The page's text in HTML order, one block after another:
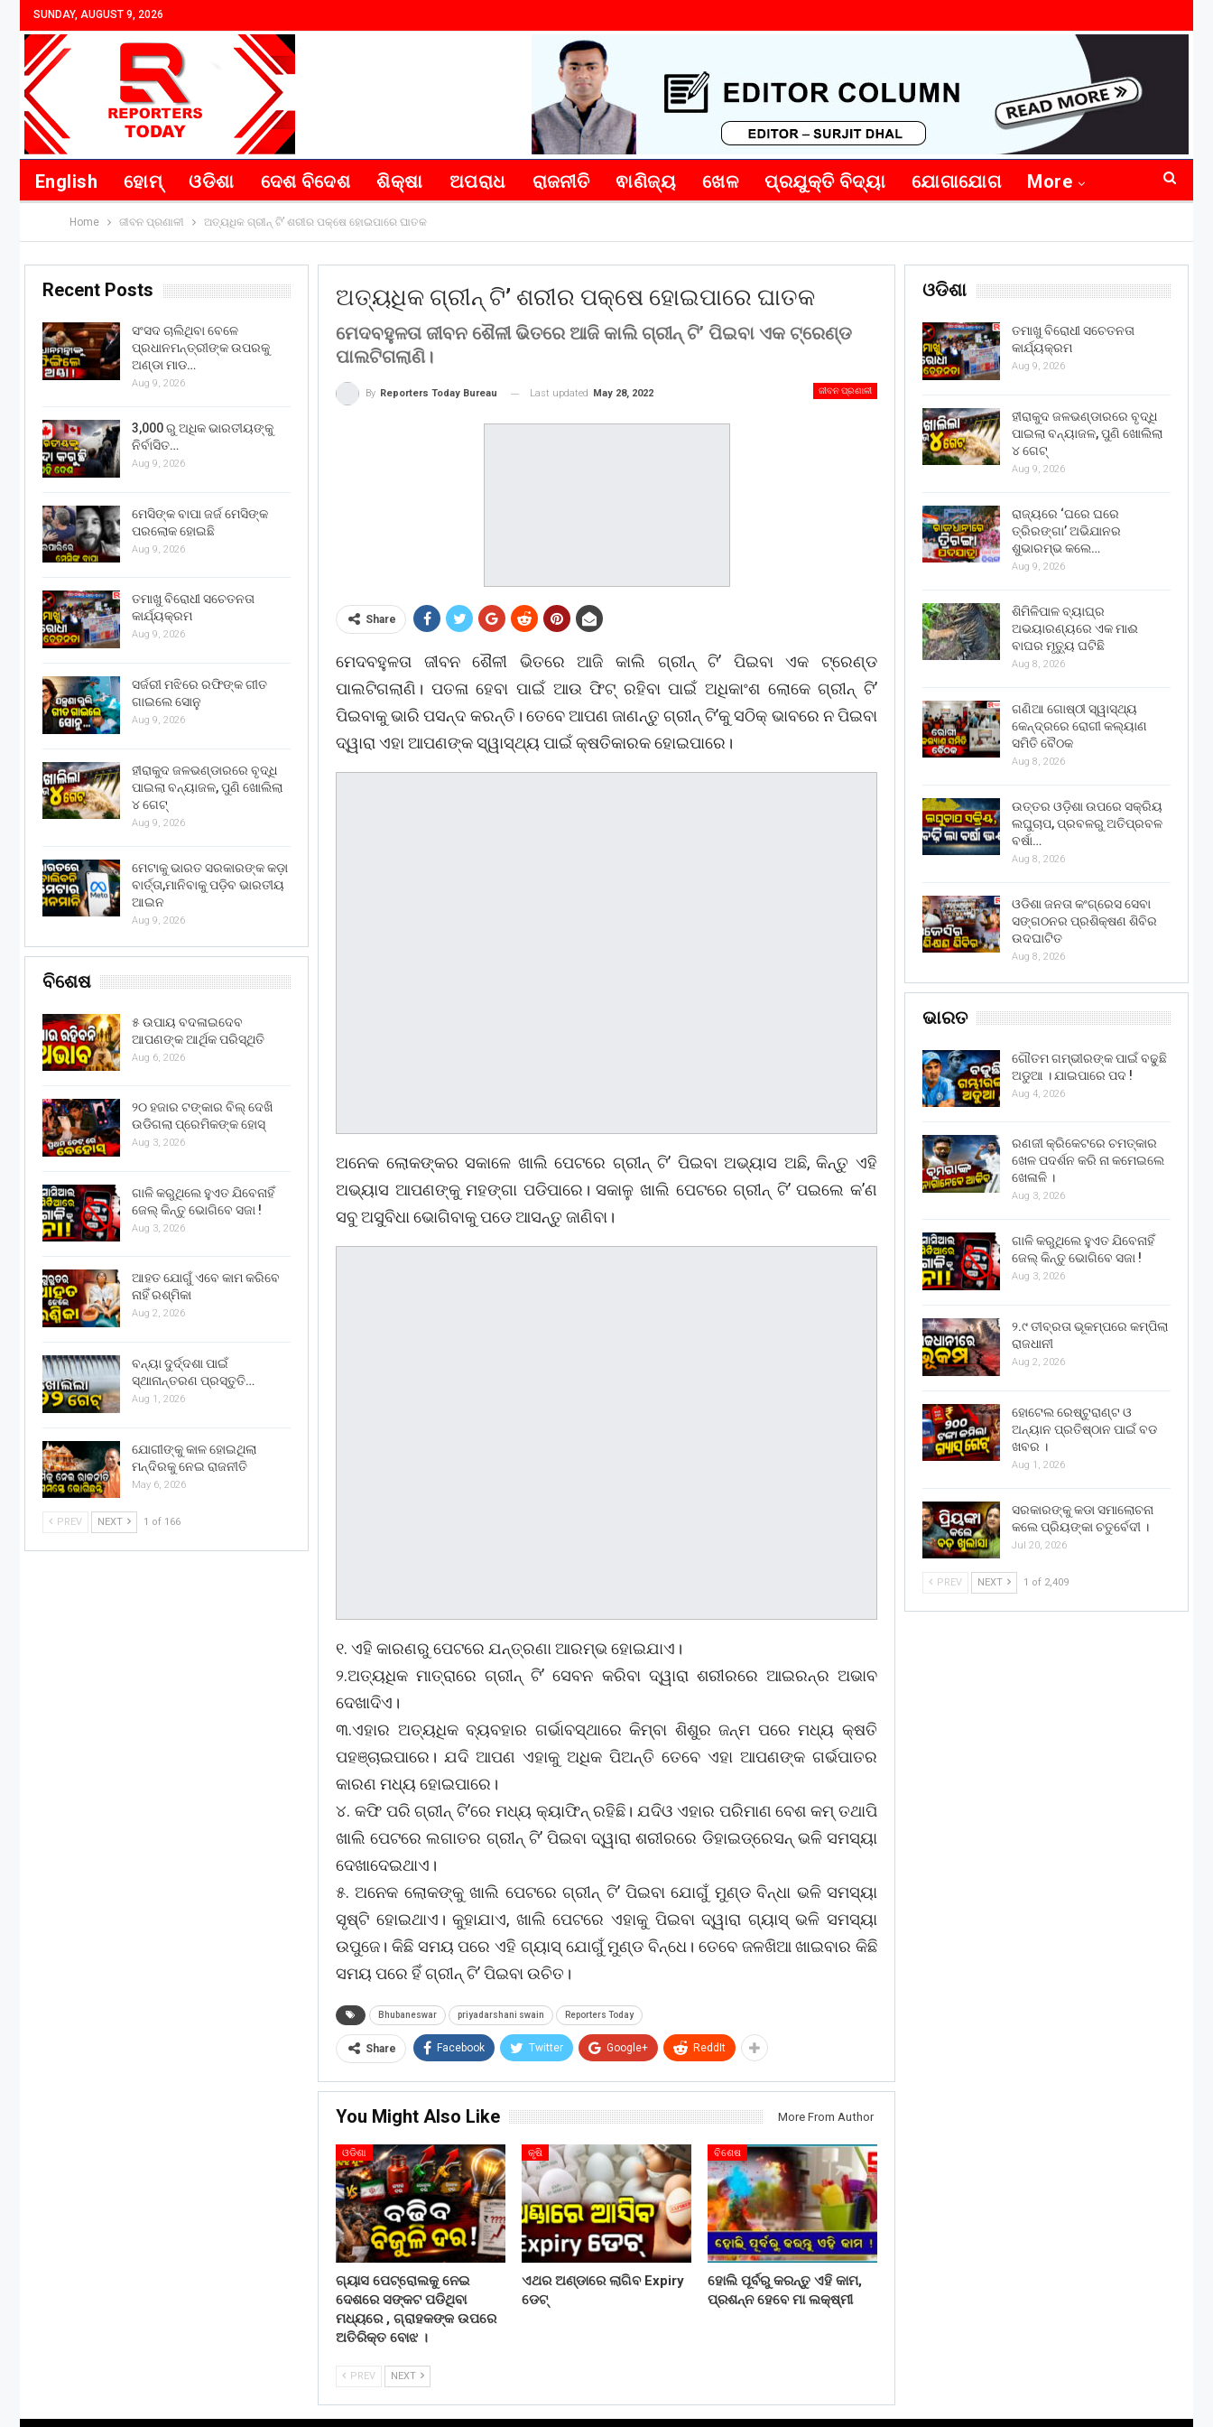
SUNDAY, AUGUST 9, 2026
English ହୋମ୍ ଓଡିଶା ଦେଶ ବିଦେଶ ଶିକ୍ଷା ଅପରାଧ ରାଜନୀତି ଵାଣିଜ୍ୟ ଖେଳ ପ୍ରଯୁକ୍ତି ବିଦ୍ୟା ଯୋଗାଯୋଗ More
Home ଜୀବନ ପ୍ରଣାଳୀ ଅତ୍ୟଧିକ ଗ୍ରୀନ୍‌ ଟି’ ଶରୀର ପକ୍ଷେ ହୋଇପାରେ ଘାତକ
ଅତ୍ୟଧିକ ଗ୍ରୀନ୍‌ ଟି’ ଶରୀର ପକ୍ଷେ ହୋଇପାରେ ଘାତକ
ମେଦବହୁଳତା ଜୀବନ ଶୈଳୀ ଭିତରେ ଆଜି କାଲି ଗ୍ରୀନ୍‌ ଟି’ ପିଇବା ଏକ ଟ୍ରେଣ୍ଡ
ପାଲଟିଗଲାଣି।
ଜୀବନ ପ୍ରଣାଳୀ
By Reporters Today Bureau Last updated May 28, 2022
Share
ମେଦବହୁଳତା ଜୀବନ ଶୈଳୀ ଭିତରେ ଆଜି କାଲି ଗ୍ରୀନ୍‌ ଟି’ ପିଇବା ଏକ ଟ୍ରେଣ୍ଡ
ପାଲଟିଗଲାଣି। ପତଳା ହେବା ପାଇଁ ଆଉ ଫିଟ୍‌ ରହିବା ପାଇଁ ଅଧିକାଂଶ ଲୋକେ ଗ୍ରୀନ୍‌ ଟି’
ପିଇବାକୁ ଭାରି ପସନ୍ଦ କରନ୍ତି। ତେବେ ଆପଣ ଜାଣନ୍ତୁ ଗ୍ରୀନ୍ ଟି’କୁ ସଠିକ୍ ଭାବରେ ନ ପିଇବା
ଦ୍ୱାରା ଏହା ଆପଣଙ୍କ ସ୍ୱାସ୍ଥ୍ୟ ପାଇଁ କ୍ଷତିକାରକ ହୋଇପାରେ।
ଅନେକ ଲୋକଙ୍କର ସକାଳେ ଖାଲି ପେଟରେ ଗ୍ରୀନ୍ ଟି’ ପିଇବା ଅଭ୍ୟାସ ଅଛି, କିନ୍ତୁ ଏହି
ଅଭ୍ୟାସ ଆପଣଙ୍କୁ ମହଙ୍ଗା ପଡିପାରେ। ସକାଳୁ ଖାଲି ପେଟରେ ଗ୍ରୀନ୍‌ ଟି’ ପଇଲେ କ’ଣ
ସବୁ ଅସୁବିଧା ଭୋଗିବାକୁ ପଡେ ଆସନ୍ତୁ ଜାଣିବା।
୧. ଏହି କାରଣରୁ ପେଟରେ ଯନ୍ତ୍ରଣା ଆରମ୍ଭ ହୋଇଯାଏ।
୨.ଅତ୍ୟଧିକ ମାତ୍ରାରେ ଗ୍ରୀନ୍‌ ଟି’ ସେବନ କରିବା ଦ୍ୱାରା ଶରୀରରେ ଆଇରନ୍‌ର ଅଭାବ
ଦେଖାଦିଏ।
୩.ଏହାର ଅତ୍ୟଧିକ ବ୍ୟବହାର ଗର୍ଭାବସ୍ଥାରେ କିମ୍ବା ଶିଶୁର ଜନ୍ମ ପରେ ମଧ୍ୟ କ୍ଷତି
ପହଞ୍ଚାଇପାରେ। ଯଦି ଆପଣ ଏହାକୁ ଅଧିକ ପିଅନ୍ତି ତେବେ ଏହା ଆପଣଙ୍କ ଗର୍ଭପାତର
କାରଣ ମଧ୍ୟ ହୋଇପାରେ।
୪. କଫି ପରି ଗ୍ରୀନ୍‌ ଟି’ରେ ମଧ୍ୟ କ୍ୟାଫିନ୍ ରହିଛି। ଯଦିଓ ଏହାର ପରିମାଣ ବେଶ କମ୍‌ ତଥାପି
ଖାଲି ପେଟରେ ଲଗାତର ଗ୍ରୀନ୍‌ ଟି’ ପିଇବା ଦ୍ୱାରା ଶରୀରରେ ଡିହାଇଡ୍ରେସନ୍ ଭଳି ସମସ୍ୟା
ଦେଖାଦେଇଥାଏ।
୫. ଅନେକ ଲୋକଙ୍କୁ ଖାଲି ପେଟରେ ଗ୍ରୀନ୍‌ ଟି’ ପିଇବା ଯୋଗୁଁ ମୁଣ୍ଡ ବିନ୍ଧା ଭଳି ସମସ୍ୟା
ସୃଷ୍ଟି ହୋଇଥାଏ। କୁହାଯାଏ, ଖାଲି ପେଟରେ ଏହାକୁ ପିଇବା ଦ୍ୱାରା ଗ୍ୟାସ୍‌ ଭଳି ସମସ୍ୟା
ଉପୁଜେ। କିଛି ସମୟ ପରେ ଏହି ଗ୍ୟାସ୍‌ ଯୋଗୁଁ ମୁଣ୍ଡ ବିନ୍ଧେ। ତେବେ ଜଳଖିଆ ଖାଇବାର କିଛି
ସମୟ ପରେ ହିଁ ଗ୍ରୀନ୍‌ ଟି’ ପିଇବା ଉଚିତ।
Bhubaneswar priyadarshani swain Reporters Today
Share Facebook Twitter Google+ ReddIt
You Might Also Like More From Author
ଓଡିଶା
ଗ୍ୟାସ ପେଟ୍ରୋଲକୁ ନେଇ
ଦେଶରେ ସଙ୍କଟ ପଡିଥିବା
ମଧ୍ୟରେ , ଗ୍ରାହକଙ୍କ ଉପରେ
ଅତିରିକ୍ତ ବୋଝ ।
କୃଷି
ଏଥର ଅଣ୍ଡାରେ ଲାଗିବ Expiry
ଡେଟ୍
ବିଶେଷ
ହୋଲି ପୂର୍ବରୁ କରନ୍ତୁ ଏହି କାମ,
ପ୍ରଶନ୍ନ ହେବେ ମା ଲକ୍ଷ୍ମୀ
PREV NEXT
ଓଡିଶା
ତମାଖୁ ବିରୋଧୀ ସଚେତନତା
କାର୍ଯ୍ୟକ୍ରମ
Aug 9, 2026
ହୀରାକୁଦ ଜଳଭଣ୍ଡାରରେ ବୃଦ୍ଧି
ପାଇଲା ବନ୍ୟାଜଳ, ପୁଣି ଖୋଲିଲା
୪ ଗେଟ୍
Aug 9, 2026
ରାଜ୍ୟରେ ‘ଘରେ ଘରେ
ତ୍ରିରଙ୍ଗା’ ଅଭିଯାନର
ଶୁଭାରମ୍ଭ କଲେ…
Aug 9, 2026
ଶିମିଳିପାଳ ବ୍ୟାଘ୍ର
ଅଭୟାରଣ୍ୟରେ ଏକ ମାଈ
ବାଘର ମୃତ୍ୟୁ ଘଟିଛି
Aug 8, 2026
ଗଣିଆ ଗୋଷ୍ଠୀ ସ୍ୱାସ୍ଥ୍ୟ
କେନ୍ଦ୍ରରେ ରୋଗୀ କଲ୍ୟାଣ
ସମିତି ବୈଠକ
Aug 8, 2026
ଉତ୍ତର ଓଡ଼ିଶା ଉପରେ ସକ୍ରିୟ
ଲଘୁଚାପ, ପ୍ରବଳରୁ ଅତିପ୍ରବଳ
ବର୍ଷା…
Aug 8, 2026
ଓଡିଶା ଜନତା କଂଗ୍ରେସ ସେବା
ସଙ୍ଗଠନର ପ୍ରଶିକ୍ଷଣ ଶିବିର
ଉଦଘାଟିତ
Aug 8, 2026
ଭାରତ
ଗୌତମ ଗମ୍ଭୀରଙ୍କ ପାଇଁ ବଢୁଛି
ଅଡୁଆ । ଯାଇପାରେ ପଦ !
Aug 4, 2026
ରଣଜୀ କ୍ରିକେଟରେ ଚମତ୍କାର
ଖେଳ ପଦର୍ଶନ କରି ନା କମେଇଲେ
ଖେଳାଳି ।
Aug 3, 2026
ଗାଳି କରୁଥିଲେ ହୁଏତ ଯିବେନାହିଁ
ଜେଲ୍ କିନ୍ତୁ ଭୋଗିବେ ସଜା !
Aug 3, 2026
୨.୯ ତୀବ୍ରତା ଭୂକମ୍ପରେ କମ୍ପିଲା
ରାଜଧାନୀ
Aug 2, 2026
ହୋଟେଲ ରେଷ୍ଟୁରାଣ୍ଟ ଓ
ଅନ୍ୟାନ ପ୍ରତିଷ୍ଠାନ ପାଇଁ ବଡ
ଖବର ।
Aug 1, 2026
ସରକାରଙ୍କୁ କଡା ସମାଲୋଚନା
କଲେ ପ୍ରିୟଙ୍କା ଚତୁର୍ବେଦୀ ।
Jul 20, 2026
PREV NEXT 1 of 2,409
Recent Posts
ସଂସଦ ଚାଲିଥିବା ବେଳେ
ପ୍ରଧାନମନ୍ତ୍ରୀଙ୍କ ଉପରକୁ
ଅଣ୍ଡା ମାଡ…
Aug 9, 2026
3,000 ରୁ ଅଧିକ ଭାରତୀୟଙ୍କୁ
ନିର୍ବାସିତ…
Aug 9, 2026
ମେସିଙ୍କ ବାପା ଜର୍ଜ ମେସିଙ୍କ
ପରଲୋକ ହୋଇଛି
Aug 9, 2026
ତମାଖୁ ବିରୋଧୀ ସଚେତନତା
କାର୍ଯ୍ୟକ୍ରମ
Aug 9, 2026
ସର୍ଜରୀ ମଝିରେ ରଫିଙ୍କ ଗୀତ
ଗାଇଲେ ସୋନୁ
Aug 9, 2026
ହୀରାକୁଦ ଜଳଭଣ୍ଡାରରେ ବୃଦ୍ଧି
ପାଇଲା ବନ୍ୟାଜଳ, ପୁଣି ଖୋଲିଲା
୪ ଗେଟ୍
Aug 9, 2026
ମେଟାକୁ ଭାରତ ସରକାରଙ୍କ କଡ଼ା
ବାର୍ତ୍ତା,ମାନିବାକୁ ପଡ଼ିବ ଭାରତୀୟ
ଆଇନ
Aug 9, 2026
ବିଶେଷ
୫ ଉପାୟ ବଦଳାଇଦେବ
ଆପଣଙ୍କ ଆର୍ଥିକ ପରିସ୍ଥିତି
Aug 6, 2026
୨୦ ହଜାର ଟଙ୍କାର ବିଲ୍ ଦେଖି
ଉଡିଗଲା ପ୍ରେମିକଙ୍କ ହୋସ୍
Aug 3, 2026
ଗାଳି କରୁଥିଲେ ହୁଏତ ଯିବେନାହିଁ
ଜେଲ୍ କିନ୍ତୁ ଭୋଗିବେ ସଜା !
Aug 3, 2026
ଆହତ ଯୋଗୁଁ ଏବେ କାମ କରିବେ
ନାହିଁ ରଶ୍ମିକା
Aug 2, 2026
ବନ୍ୟା ଦୁର୍ଦ୍ଦଶା ପାଇଁ
ସ୍ଥାନାନ୍ତରଣ ପ୍ରସ୍ତୁତି…
Aug 1, 2026
ଯୋଗୀଙ୍କୁ କାଳ ହୋଇଥିଲା
ମନ୍ଦିରକୁ ନେଇ ରାଜନୀତି
May 6, 2026
PREV NEXT 1 of 166